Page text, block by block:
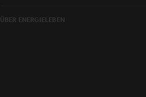
ÜBER ENERGIELEBEN